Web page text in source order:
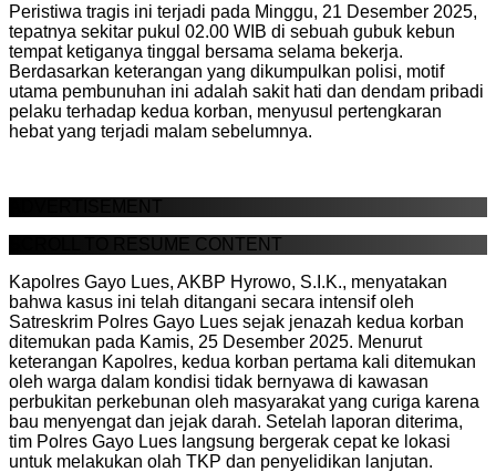
Peristiwa tragis ini terjadi pada Minggu, 21 Desember 2025,
tepatnya sekitar pukul 02.00 WIB di sebuah gubuk kebun
tempat ketiganya tinggal bersama selama bekerja.
Berdasarkan keterangan yang dikumpulkan polisi, motif
utama pembunuhan ini adalah sakit hati dan dendam pribadi
pelaku terhadap kedua korban, menyusul pertengkaran
hebat yang terjadi malam sebelumnya.
ADVERTISEMENT
SCROLL TO RESUME CONTENT
Kapolres Gayo Lues, AKBP Hyrowo, S.I.K., menyatakan
bahwa kasus ini telah ditangani secara intensif oleh
Satreskrim Polres Gayo Lues sejak jenazah kedua korban
ditemukan pada Kamis, 25 Desember 2025. Menurut
keterangan Kapolres, kedua korban pertama kali ditemukan
oleh warga dalam kondisi tidak bernyawa di kawasan
perbukitan perkebunan oleh masyarakat yang curiga karena
bau menyengat dan jejak darah. Setelah laporan diterima,
tim Polres Gayo Lues langsung bergerak cepat ke lokasi
untuk melakukan olah TKP dan penyelidikan lanjutan.